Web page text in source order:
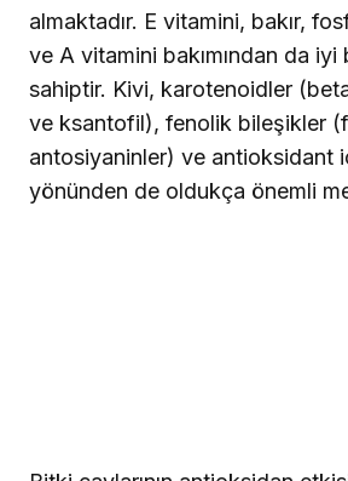
almaktadır. E vitamini, bakır,
ve A vitamini bakımından da iyi
sahiptir. Kivi, karotenoidler
ve ksantofil), fenolik bileşikler
antosiyaninler) ve antioksidant
yönünden de oldukça önemli